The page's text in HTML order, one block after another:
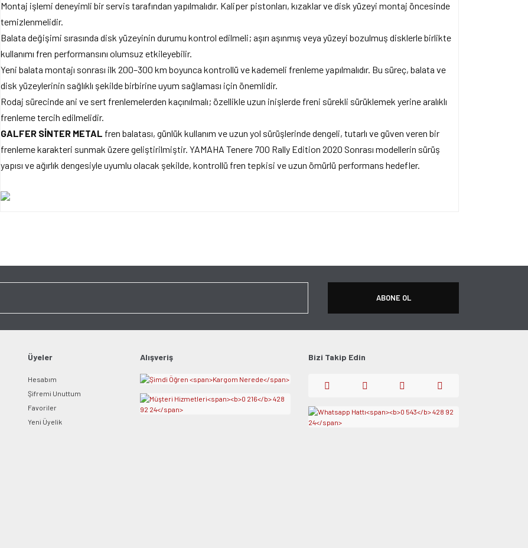
Montaj işlemi deneyimli bir servis tarafından yapılmalıdır. Kaliper pistonları, kızaklar ve disk yüzeyi montaj öncesinde
temizlenmelidir.
Balata değişimi sırasında disk yüzeyinin durumu kontrol edilmeli; aşırı aşınmış veya yüzeyi bozulmuş disklerle birlikte
kullanımı fren performansını olumsuz etkileyebilir.
Yeni balata montajı sonrası ilk 200–300 km boyunca kontrollü ve kademeli frenleme yapılmalıdır. Bu süreç, balata ve
disk yüzeylerinin sağlıklı şekilde birbirine uyum sağlaması için önemlidir.
Rodaj sürecinde ani ve sert frenlemelerden kaçınılmalı; özellikle uzun inişlerde freni sürekli sürüklemek yerine aralıklı
frenleme tercih edilmelidir.
GALFER SİNTER METAL fren balatası, günlük kullanım ve uzun yol sürüşlerinde dengeli, tutarlı ve güven veren bir
frenleme karakteri sunmak üzere geliştirilmiştir. YAMAHA Tenere 700 Rally Edition 2020 Sonrası modellerin sürüş
yapısı ve ağırlık dengesiyle uyumlu olacak şekilde, kontrollü fren tepkisi ve uzun ömürlü performans hedefler.
ABONE OL
Üyeler
Hesabım
Şifremi Unuttum
Favoriler
Yeni Üyelik
Alışveriş Bizi Takip Edin